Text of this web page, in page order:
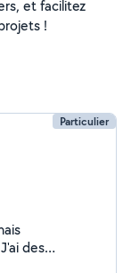
et facilitez
!
Particulier
des